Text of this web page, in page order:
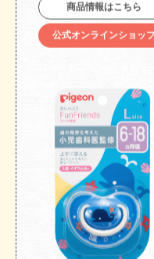
商品情報はこちら
公式オンラインショッ